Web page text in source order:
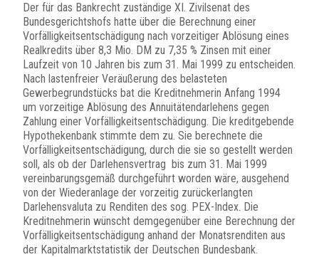
Der für das Bankrecht zuständige XI. Zivilsenat des
Bundesgerichtshofs hatte über die Berechnung einer
Vorfälligkeitsentschädigung nach vorzeitiger Ablösung eines
Realkredits über 8,3 Mio. DM zu 7,35 % Zinsen mit einer
Laufzeit von 10 Jahren bis zum 31. Mai 1999 zu entscheiden.
Nach lastenfreier Veräußerung des belasteten
Gewerbegrundstücks bat die Kreditnehmerin Anfang 1994
um vorzeitige Ablösung des Annuitätendarlehens gegen
Zahlung einer Vorfälligkeitsentschädigung. Die kreditgebende
Hypothekenbank stimmte dem zu. Sie berechnete die
Vorfälligkeitsentschädigung, durch die sie so gestellt werden
soll, als ob der Darlehensvertrag bis zum 31. Mai 1999
vereinbarungsgemäß durchgeführt worden wäre, ausgehend
von der Wiederanlage der vorzeitig zurückerlangten
Darlehensvaluta zu Renditen des sog. PEX-Index. Die
Kreditnehmerin wünscht demgegenüber eine Berechnung der
Vorfälligkeitsentschädigung anhand der Monatsrenditen aus
der Kapitalmarktstatistik der Deutschen Bundesbank.